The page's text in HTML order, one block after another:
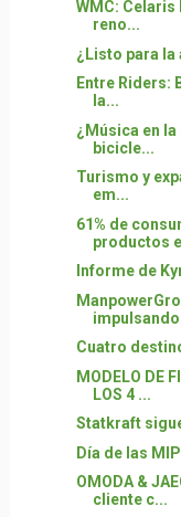
WMC: Celaris
reno...
¿Listo para la
Entre Riders:
la...
¿Música en
bicicle...
Turismo y
em...
61% de
productos
Informe de
Cuatro
MODELO DE
LOS 4 ...
Statkraft
Día de las
OMODA &
cliente c...